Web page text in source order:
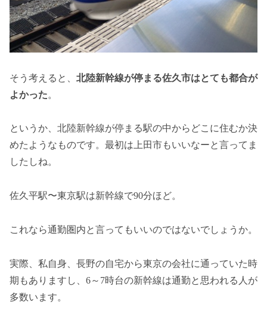
そう考えると、 北陸新幹線が停まる佐久市はとても都合が
よかった。
というか、北陸新幹線が停まる駅の中からどこに住むか決
めたようなものです。最初は上田市もいいなーと言ってま
したしね。
佐久平駅〜東京駅は新幹線で90分ほど。
これなら通勤圏内と言ってもいいのではないでしょうか。
実際、私自身、長野の自宅から東京の会社に通っていた時
期もありますし、6～7時台の新幹線は通勤と思われる人が
多数います。